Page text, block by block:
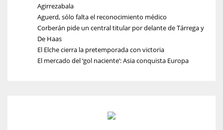
Agirrezabala
Aguerd, sólo falta el reconocimiento médico
Corberán pide un central titular por delante de Tárrega y
De Haas
El Elche cierra la pretemporada con victoria
El mercado del ‘gol naciente’: Asia conquista Europa